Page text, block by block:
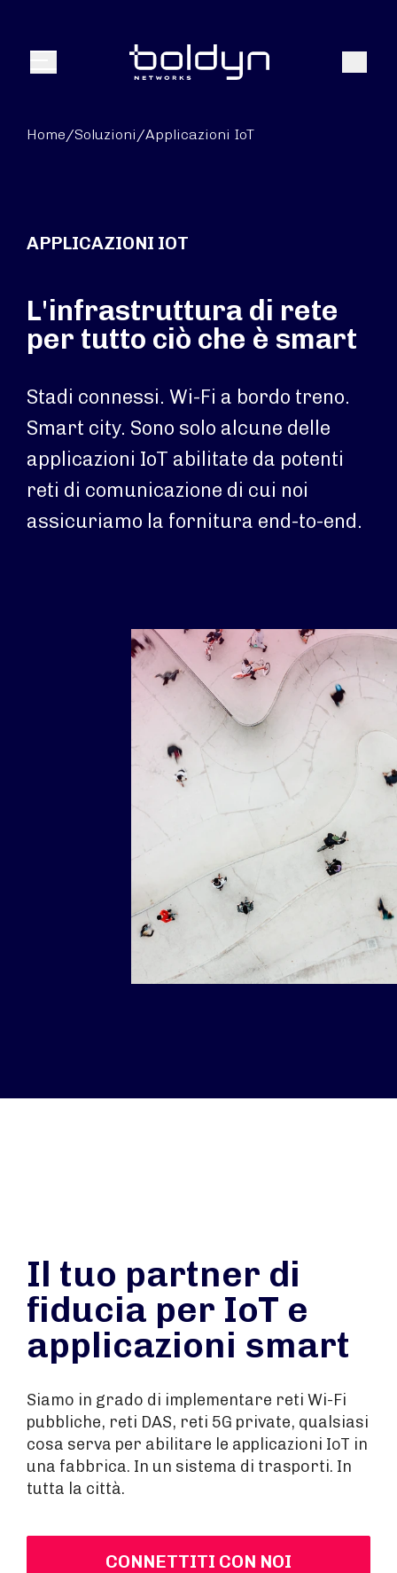
Menu Search
Home/Soluzioni /Applicazioni IoT
APPLICAZIONI IOT
L'infrastruttura di rete
per tutto ciò che è smart
Stadi connessi. Wi-Fi a bordo treno.
Smart city. Sono solo alcune delle
applicazioni IoT abilitate da potenti
reti di comunicazione di cui noi
assicuriamo la fornitura end-to-end.
Il tuo partner di
fiducia per IoT e
applicazioni smart
Siamo in grado di implementare reti Wi-Fi
pubbliche, reti DAS, reti 5G private, qualsiasi
cosa serva per abilitare le applicazioni IoT in
una fabbrica. In un sistema di trasporti. In
tutta la città.
CONNETTITI CON NOI